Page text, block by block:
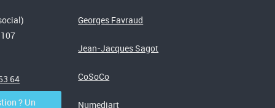
64
? Un
Georges Favraud
Jean-Jacques Sagot
CoSoCo
Numediart